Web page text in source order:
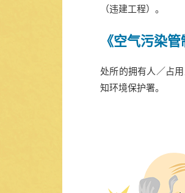
（违建工程）。
《空气污染
处所的拥有人／占
知环境保护署。